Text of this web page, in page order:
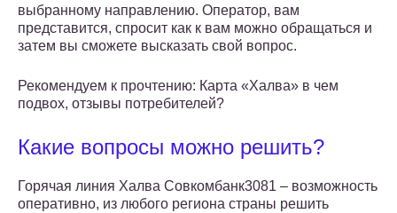
выбранному направлению. Оператор, вам
представится, спросит как к вам можно обращаться и
затем вы сможете высказать свой вопрос.
Рекомендуем к прочтению: Карта «Халва» в чем
подвох, отзывы потребителей?
Какие вопросы можно решить?
Горячая линия Халва Совкомбанк3081 – возможность
оперативно, из любого региона страны решить